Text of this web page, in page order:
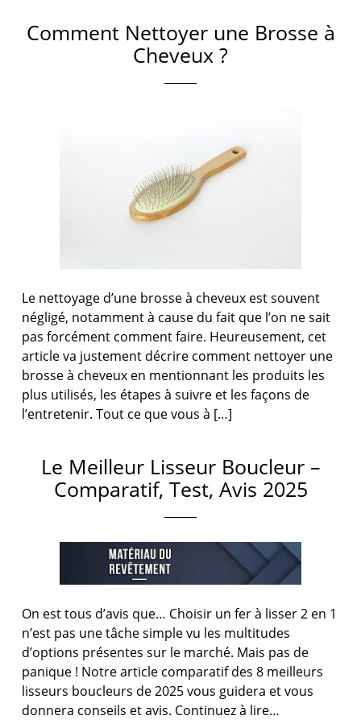
Comment Nettoyer une Brosse à
Cheveux ?
Le nettoyage d’une brosse à cheveux est souvent
négligé, notamment à cause du fait que l’on ne sait
pas forcément comment faire. Heureusement, cet
article va justement décrire comment nettoyer une
brosse à cheveux en mentionnant les produits les
plus utilisés, les étapes à suivre et les façons de
l’entretenir. Tout ce que vous à […]
Le Meilleur Lisseur Boucleur –
Comparatif, Test, Avis 2025
On est tous d’avis que… Choisir un fer à lisser 2 en 1
n’est pas une tâche simple vu les multitudes
d’options présentes sur le marché. Mais pas de
panique ! Notre article comparatif des 8 meilleurs
lisseurs boucleurs de 2025 vous guidera et vous
donnera conseils et avis. Continuez à lire…